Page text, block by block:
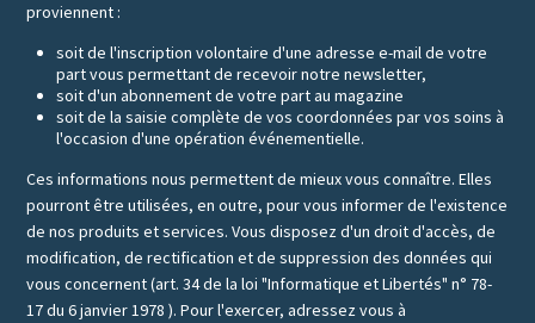
proviennent :
soit de l'inscription volontaire d'une adresse e-mail de votre
part vous permettant de recevoir notre newsletter,
soit d'un abonnement de votre part au magazine
soit de la saisie complète de vos coordonnées par vos soins à
l'occasion d'une opération événementielle.
Ces informations nous permettent de mieux vous connaître. Elles
pourront être utilisées, en outre, pour vous informer de l'existence
de nos produits et services. Vous disposez d'un droit d'accès, de
modification, de rectification et de suppression des données qui
vous concernent (art. 34 de la loi "Informatique et Libertés" n° 78-
17 du 6 janvier 1978 ). Pour l'exercer, adressez vous à